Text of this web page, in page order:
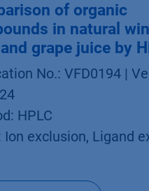
of organic
in natural
grape juice by
No.: VFD0194 |
HPLC
Ion exclusion, Ligand